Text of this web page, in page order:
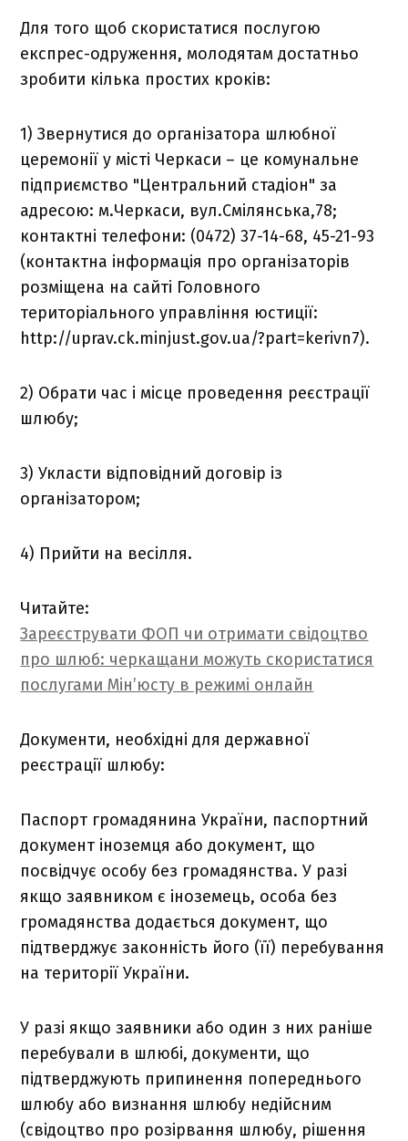
Для того щоб скористатися послугою
експрес-одруження, молодятам достатньо
зробити кілька простих кроків:
1) Звернутися до організатора шлюбної
церемонії у місті Черкаси – це комунальне
підприємство "Центральний стадіон" за
адресою: м.Черкаси, вул.Смілянська,78;
контактні телефони: (0472) 37-14-68, 45-21-93
(контактна інформація про організаторів
розміщена на сайті Головного
територіального управління юстиції:
http://uprav.ck.minjust.gov.ua/?part=kerivn7).
2) Обрати час і місце проведення реєстрації
шлюбу;
3) Укласти відповідний договір із
організатором;
4) Прийти на весілля.
Читайте:
Зареєструвати ФОП чи отримати свідоцтво
про шлюб: черкащани можуть скористатися
послугами Мін’юсту в режимі онлайн
Документи, необхідні для державної
реєстрації шлюбу:
Паспорт громадянина України, паспортний
документ іноземця або документ, що
посвідчує особу без громадянства. У разі
якщо заявником є іноземець, особа без
громадянства додається документ, що
підтверджує законність його (її) перебування
на території України.
У разі якщо заявники або один з них раніше
перебували в шлюбі, документи, що
підтверджують припинення попереднього
шлюбу або визнання шлюбу недійсним
(свідоцтво про розірвання шлюбу, рішення